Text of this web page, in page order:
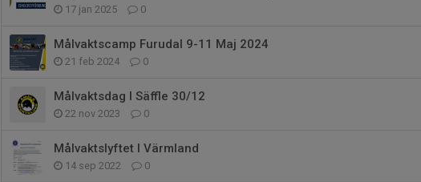
17 jan 2025 0
Målvaktscamp Furudal 9-11 Maj 2024
21 feb 2024 0
Målvaktsdag I Säffle 30/12
22 nov 2023 0
Målvaktslyftet I Värmland
14 sep 2022 0